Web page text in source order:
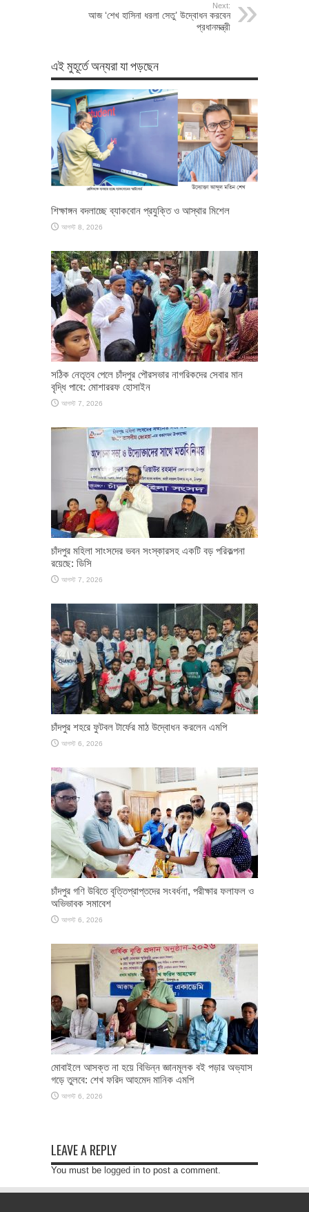
Next:
আজ ‘শেখ হাসিনা ধরলা সেতু’ উদ্বোধন করবেন
প্রধানমন্ত্রী
এই মুহূর্তে অন্যরা যা পড়ছেন
শিক্ষাঙ্গন বদলাচ্ছে ব্যাকবোন প্রযুক্তি ও আস্থার মিশেল
আগস্ট 8, 2026
সঠিক নেতৃত্ব পেলে চাঁদপুর পৌরসভার নাগরিকদের সেবার মান
বৃদ্ধি পাবে: মোশাররফ হোসাইন
আগস্ট 7, 2026
চাঁদপুর মহিলা সাংসদের ভবন সংস্কারসহ একটি বড় পরিকল্পনা
রয়েছে: ডিসি
আগস্ট 7, 2026
চাঁদপুর শহরে ফুটবল টার্ফের মাঠ উদ্বোধন করলেন এমপি
আগস্ট 6, 2026
চাঁদপুর গণি উবিতে বৃত্তিপ্রাপ্তদের সংবর্ধনা, পরীক্ষার ফলাফল ও
অভিভাবক সমাবেশ
আগস্ট 6, 2026
মোবাইলে আসক্ত না হয়ে বিভিন্ন জ্ঞানমূলক বই পড়ার অভ্যাস
গড়ে তুলবে: শেখ ফরিদ আহমেদ মানিক এমপি
আগস্ট 6, 2026
LEAVE A REPLY
You must be logged in to post a comment.